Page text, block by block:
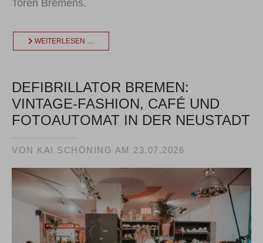
Toren Bremens.
WEITERLESEN …
DEFIBRILLATOR BREMEN:
VINTAGE-FASHION, CAFÉ UND
FOTOAUTOMAT IN DER NEUSTADT
VON KAI SCHÖNING AM 23.07.2026